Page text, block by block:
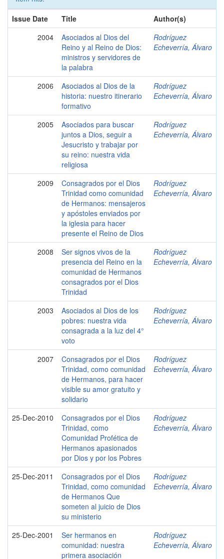
Issue Date
Title
Author(s)
2004
Asociados al Dios del
Reino y al Reino de Dios:
ministros y servidores de
la palabra
Rodríguez
Echeverría, Álvaro
2006
Asociados al Dios de la
historia: nuestro itinerario
formativo
Rodríguez
Echeverría, Álvaro
2005
Asociados para buscar
juntos a Dios, seguir a
Jesucristo y trabajar por
su reino: nuestra vida
religiosa
Rodríguez
Echeverría, Álvaro
2009
Consagrados por el Dios
Trinidad como comunidad
de Hermanos: mensajeros
y apóstoles enviados por
la iglesia para hacer
presente el Reino de Dios
Rodríguez
Echeverría, Álvaro
2008
Ser signos vivos de la
presencia del Reino en la
comunidad de Hermanos
consagrados por el Dios
Trinidad
Rodríguez
Echeverría, Álvaro
2003
Asociados al Dios de los
pobres: nuestra vida
consagrada a la luz del 4°
voto
Rodríguez
Echeverría, Álvaro
2007
Consagrados por el Dios
Trinidad, como comunidad
de Hermanos, para hacer
visible su amor gratuito y
solidario
Rodríguez
Echeverría, Álvaro
25-Dec-2010
Consagrados por el Dios
Trinidad, como
Comunidad Profética de
Hermanos apasionados
por Dios y por los Pobres
Rodríguez
Echeverría, Álvaro
25-Dec-2011
Consagrados por el Dios
Trinidad, como comunidad
de Hermanos Que
someten al juicio de Dios
su ministerio
Rodríguez
Echeverría, Álvaro
25-Dec-2001
Ser hermanos en
comunidad: nuestra
primera asociación
Rodríguez
Echeverría, Álvaro